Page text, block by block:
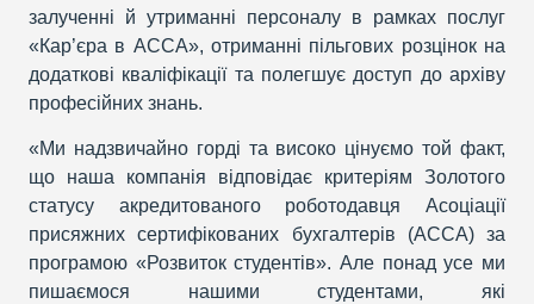
залученні й утриманні персоналу в рамках послуг
«Кар’єра в ACCA», отриманні пільгових розцінок на
додаткові кваліфікації та полегшує доступ до архіву
професійних знань.
«Ми надзвичайно горді та високо цінуємо той факт,
що наша компанія відповідає критеріям Золотого
статусу акредитованого роботодавця Асоціації
присяжних сертифікованих бухгалтерів (АССА) за
програмою «Розвиток студентів». Але понад усе ми
пишаємося нашими студентами, які